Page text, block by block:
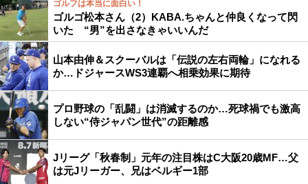
ゴルフは本当に面白い！
ゴルゴ松本さん（2）KABA.ちゃんと仲良くなって閃
いた “男”を出さなきゃいいんだ
山本由伸＆スクーバルは「伝説の左右両輪」になれる
か…ドジャースWS3連覇へ相乗効果に期待
プロ野球の「乱闘」は消滅するのか…死球禍でも激高
しない“侍ジャパン世代”の距離感
Jリーグ「秋春制」元年の注目株はC大阪20歳MF…父
は元Jリーガー、兄はベルギー1部